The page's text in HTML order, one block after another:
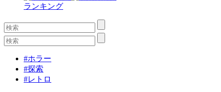
ランキング
#ホラー
#探索
#レトロ